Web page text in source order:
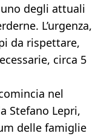
degli attuali
L’urgenza,
da rispettare,
circa 5
nel
Stefano Lepri,
delle famiglie